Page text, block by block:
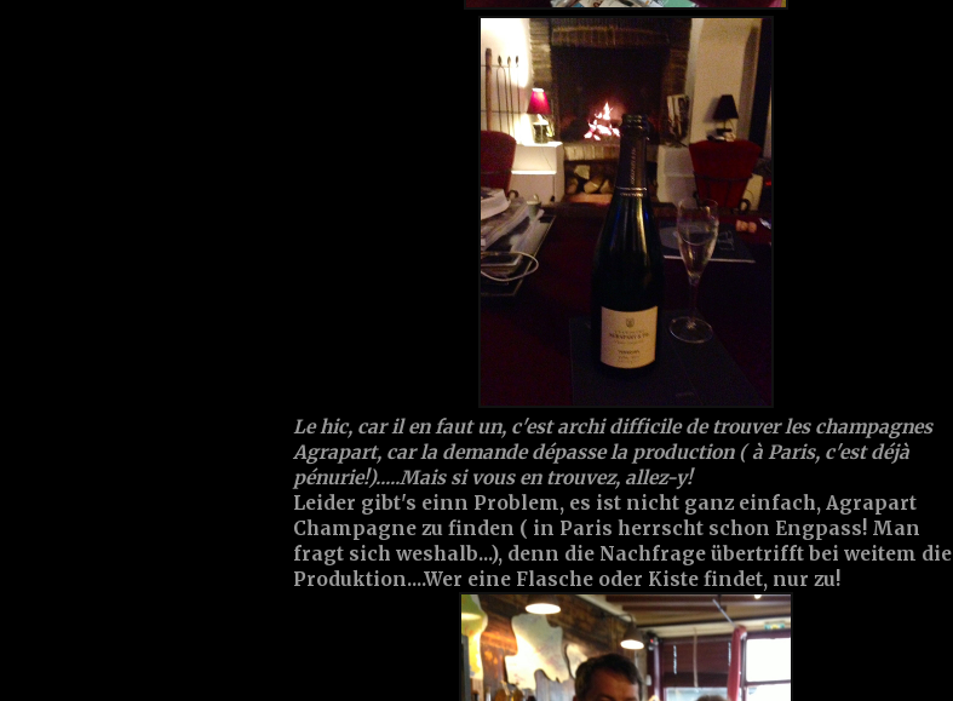
Le hic, car il en faut un, c'est archi difficile de trouver les champagnes
Agrapart, car la demande dépasse la production ( à Paris, c'est déjà
pénurie!).....Mais si vous en trouvez, allez-y!
Leider gibt's einn Problem, es ist nicht ganz einfach, Agrapart
Champagne zu finden ( in Paris herrscht schon Engpass! Man
fragt sich weshalb...), denn die Nachfrage übertrifft bei weitem die
Produktion....Wer eine Flasche oder Kiste findet, nur zu!